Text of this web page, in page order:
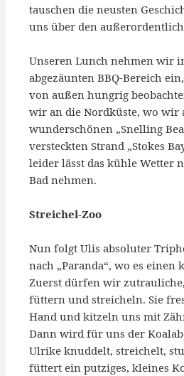
tauschen die neusten
uns über den
Unseren Lunch nehmen wir
abgezäunten BBQ-Bereich
von außen hungrig
wir an die Nordküste, wo wir
wunderschönen „Snelling
versteckten Strand „Stokes
leider lässt das kühle Wetter
Bad nehmen.
Streichel-Zoo
Nun folgt Ulis absoluter
nach „Paranda“, wo es einen
Zuerst dürfen wir
füttern und streicheln. Sie
Hand und kitzeln uns mit
Dann wird für uns der
Ulrike knuddelt, streichelt,
füttert ein putziges, kleines